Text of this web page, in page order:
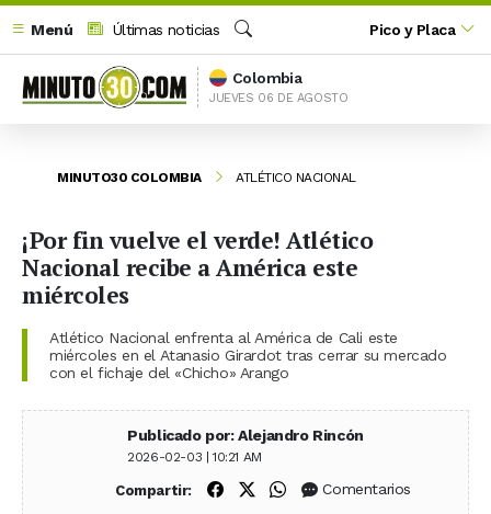
Menú
Últimas noticias
Buscar
Pico y Placa
Colombia
JUEVES 06 DE AGOSTO
MINUTO30 COLOMBIA ATLÉTICO NACIONAL
¡Por fin vuelve el verde! Atlético
Nacional recibe a América este
miércoles
Atlético Nacional enfrenta al América de Cali este
miércoles en el Atanasio Girardot tras cerrar su mercado
con el fichaje del «Chicho» Arango
Publicado por: Alejandro Rincón
2026-02-03 | 10:21 AM
Compartir: Compartir en Facebook
Compartir en X (Twitter)
Compartir en WhatsApp
Comentarios